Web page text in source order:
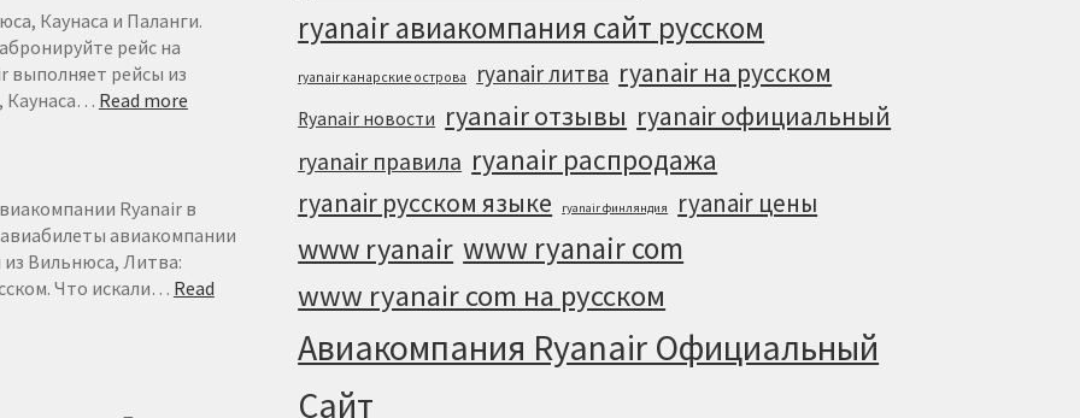
Каунаса и Паланги.
рейс на
выполняет рейсы из
Каунаса… Read more:
ДЕШЕВЫЕ
АВИАБИЛЕТЫ
ЛИТВЫ
Ryanair в
авиакомпании
из Вильнюса, Литва:
Что искали… Read
ryanair авиакомпания сайт русском
ryanair канарские острова ryanair литва ryanair на русском
Ryanair новости ryanair отзывы ryanair официальный
ryanair правила ryanair распродажа
ryanair русском языке ryanair финляндия ryanair цены
www ryanair www ryanair com
www ryanair com на русском
Авиакомпания Ryanair Официальный
Cайт